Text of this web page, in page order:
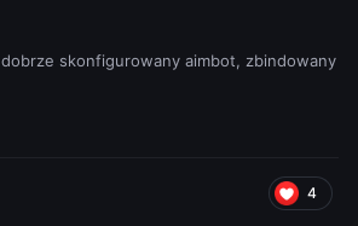
skonfigurowany aimbot, zbindowany
4